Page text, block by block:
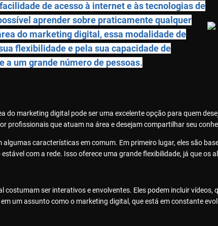
de acesso à internet e às tecnologias de
aprender sobre praticamente qualquer
do marketing digital, essa modalidade de
flexibilidade e pela sua capacidade de
a um grande número de pessoas.
do marketing digital pode ser uma excelente opção para quem
profissionais que atuam na área e desejam compartilhar seu
características em comum. Em primeiro lugar, eles são
com a rede. Isso oferece uma grande flexibilidade, já que
costumam ser interativos e envolventes. Eles podem incluir
um assunto como o marketing digital, que está em constante